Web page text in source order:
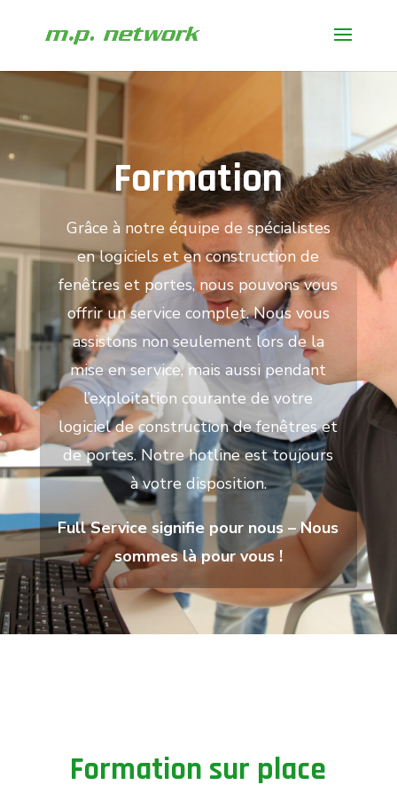
Formation
Grâce à notre équipe de spécialistes
en logiciels et en construction de
fenêtres et portes, nous pouvons vous
offrir un service complet. Nous vous
assistons non seulement lors de la
mise en service, mais aussi pendant
l’exploitation courante de votre
logiciel de construction de fenêtres et
de portes. Notre hotline est toujours
à votre disposition.
Full Service signifie pour nous – Nous
sommes là pour vous !
Formation sur place